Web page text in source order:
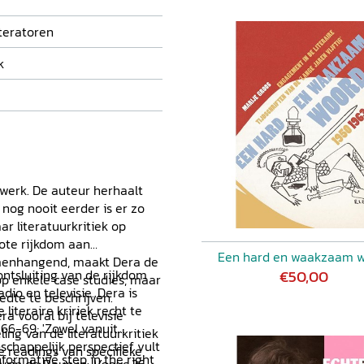
De auteur herhaalt
nooit eerder is er zo
literatuurkritiek op
rijkdom aan
maakt Dera de
enkele case studies, maar
te beschrijven.
vooral bij televisie
van de literatuurkritiek
readings van specifieke
van de rijkdom
en televisie. Dera is
literaire kririek recht te
69; 'Zowel vanuit
perspectief vult
step in the right
Een hard en waakzaam
€50,00